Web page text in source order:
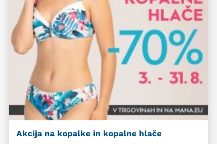
Akcija na kopalke in kopalne hlače